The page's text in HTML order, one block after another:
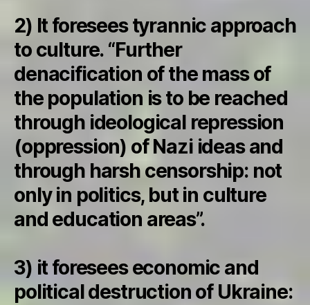
2) It foresees tyrannic approach
to culture. “Further
denacification of the mass of
the population is to be reached
through ideological repression
(oppression) of Nazi ideas and
through harsh censorship: not
only in politics, but in culture
and education areas”.
3) it foresees economic and
political destruction of Ukraine: